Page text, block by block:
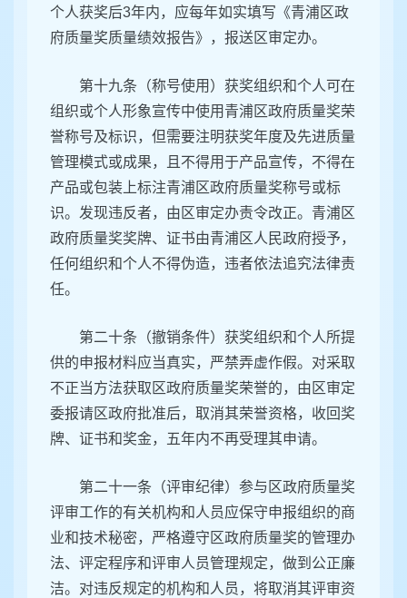
个人获奖后3年内，应每年如实填写《青浦区政
府质量奖质量绩效报告》，报送区审定办。
第十九条（称号使用）获奖组织和个人可在
组织或个人形象宣传中使用青浦区政府质量奖荣
誉称号及标识，但需要注明获奖年度及先进质量
管理模式或成果，且不得用于产品宣传，不得在
产品或包装上标注青浦区政府质量奖称号或标
识。发现违反者，由区审定办责令改正。青浦区
政府质量奖奖牌、证书由青浦区人民政府授予，
任何组织和个人不得伪造，违者依法追究法律责
任。
第二十条（撤销条件）获奖组织和个人所提
供的申报材料应当真实，严禁弄虚作假。对采取
不正当方法获取区政府质量奖荣誉的，由区审定
委报请区政府批准后，取消其荣誉资格，收回奖
牌、证书和奖金，五年内不再受理其申请。
第二十一条（评审纪律）参与区政府质量奖
评审工作的有关机构和人员应保守申报组织的商
业和技术秘密，严格遵守区政府质量奖的管理办
法、评定程序和评审人员管理规定，做到公正廉
洁。对违反规定的机构和人员，将取消其评审资